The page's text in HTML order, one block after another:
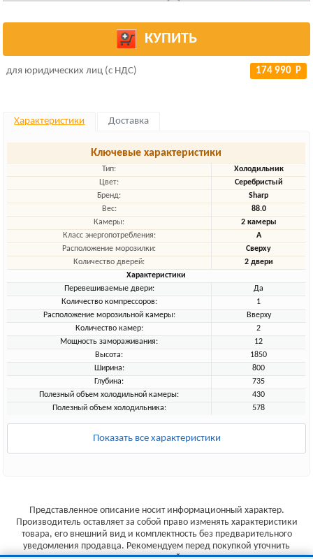
КУПИТЬ
для юридических лиц (с НДС) 174 990 Р
Характеристики Доставка
Ключевые характеристики
Тип:
Холодильник
Цвет:
Серебристый
Бренд:
Sharp
Вес:
88.0
Камеры:
2 камеры
Класс энергопотребления:
A
Расположение морозилки:
Сверху
Количество дверей:
2 двери
Характеристики
Перевешиваемые двери:
Да
Количество компрессоров:
1
Расположение морозильной камеры:
Вверху
Количество камер:
2
Мощность замораживания:
12
Высота:
1850
Ширина:
800
Глубина:
735
Полезный объем холодильной камеры:
430
Полезный объем холодильника:
578
Показать все характеристики
Представленное описание носит информационный характер.
Производитель оставляет за собой право изменять характеристики
товара, его внешний вид и комплектность без предварительного
уведомления продавца. Рекомендуем перед покупкой уточнить